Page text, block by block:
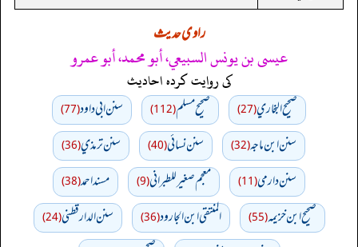
راوی حدیث
عيسى بن يونس السبيعي، أبو محمد، أبو عمرو
کی روایت کردہ احادیث
صحيح البخاري(27) صحيح مسلم(112) سنن ابي داود(77)
سنن ابن ماجه(32) سنن نسائي(40) سنن ترمذي(36)
سنن دارمي(11) معجم صغير للطبراني(9) مسند احمد(38)
صحيح ابن خزيمه(55) المنتقى ابن الجارود(36) سنن الدارقطني(24)